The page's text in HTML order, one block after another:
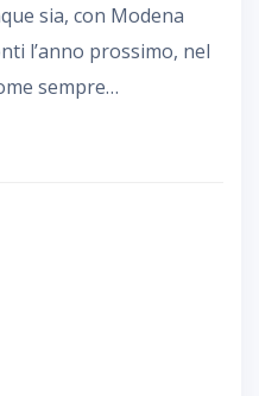
sia, con Modena
l’anno prossimo, nel
sempre…